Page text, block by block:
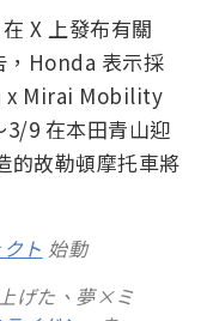
X 上發布有關
，Honda 表示採
x Mirai Mobility
9 在本田青山迎
的故勒頓摩托車將
ト 始動
げた、夢×ミ